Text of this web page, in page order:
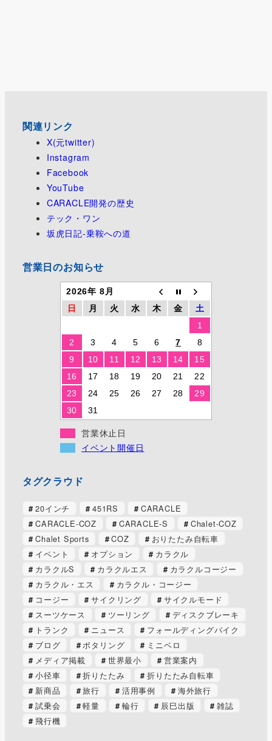
関連リンク
X(元twitter)
Instagram
Facebook
YouTube
CARACLE開発の歴史
テック・ワン
坂虎日記-乗鞍への道
営業日のお知らせ
2026年 8月
日
月 火 水 木 金
土
1
2
3 4 5 6 7
8
9
10 11 12 13 14
15
16
17 18 19 20 21
22
23
24 25 26 27 28
29
30
31
営業休止日
イベント開催日
タグクラウド
20インチ 451RS
CARACLE
CARACLE-COZ
CARACLE-S
Chalet-COZ
Chalet Sports
COZ
おりたたみ自転車
イベント
オプション
カラクル
カラクルS
カラクルエス
カラクルコージー
カラクル・エス
カラクル・コージー
コージー
サイクリング
サイクルモード
スーツケース
ツーリング
ディスクブレーキ
トランク
ニュース
フォールディングバイク
ブログ
ポタリング
ミニベロ
メディア掲載
世界最小
営業案内
小径車
折りたたみ
折りたたみ自転車
新商品
旅行 活用事例
海外旅行
試乗会
軽量 輪行 辰巳出版
雑誌
飛行機